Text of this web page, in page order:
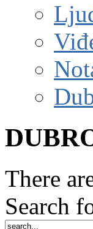
There
Search